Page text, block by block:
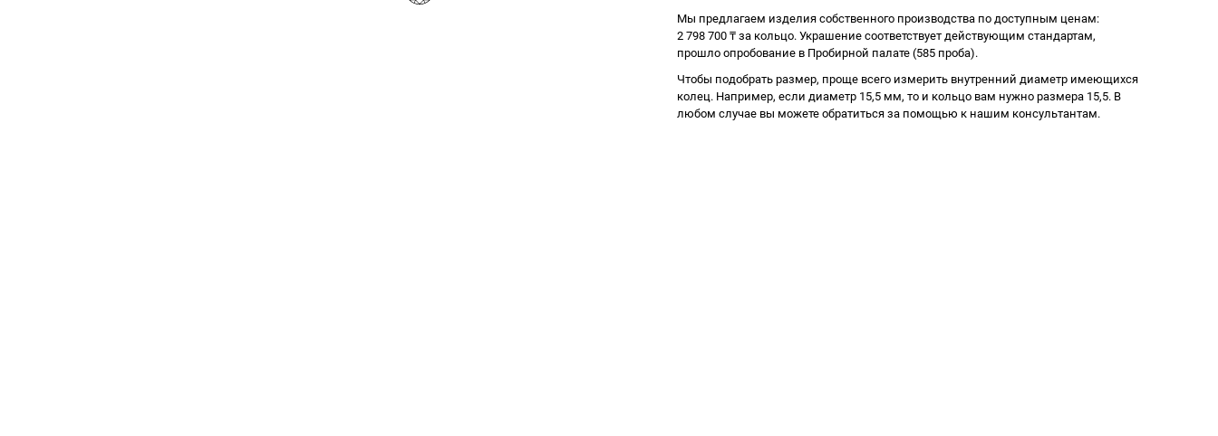
Мы предлагаем изделия собственного производства по доступным ценам:
2 798 700 ₸ за кольцо. Украшение соответствует действующим стандартам,
прошло опробование в Пробирной палате (585 проба).
Чтобы подобрать размер, проще всего измерить внутренний диаметр имеющихся
колец. Например, если диаметр 15,5 мм, то и кольцо вам нужно размера 15,5. В
любом случае вы можете обратиться за помощью к нашим консультантам.